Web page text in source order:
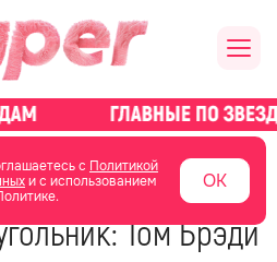
с Политикой
и с использованием
ОК
новости
Том Брэди